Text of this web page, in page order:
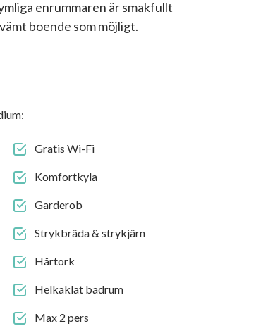
enrummaren är smakfullt
boende som möjligt.
:
Gratis Wi-Fi
Komfortkyla
Garderob
Strykbräda & strykjärn
Hårtork
Helkaklat badrum
Max 2 pers